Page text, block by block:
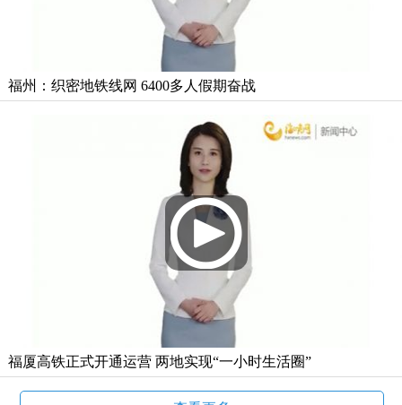
福州：织密地铁线网 6400多人假期奋战
福厦高铁正式开通运营 两地实现“一小时生活圈”